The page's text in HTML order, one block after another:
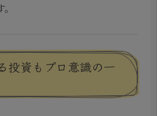
投資もプロ意識の一